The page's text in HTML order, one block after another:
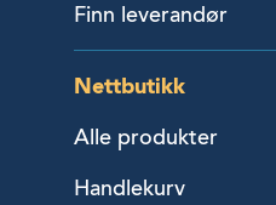
Finn leverandør
Nettbutikk
Alle produkter
Handlekurv